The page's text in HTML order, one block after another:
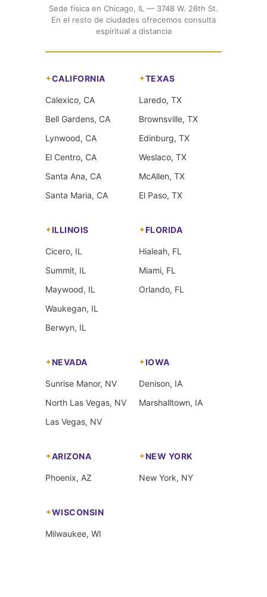
Sede física en Chicago, IL — 3748 W. 26th St.
En el resto de ciudades ofrecemos consulta
espiritual a distancia
CALIFORNIA
Calexico, CA
Bell Gardens, CA
Lynwood, CA
El Centro, CA
Santa Ana, CA
Santa Maria, CA
TEXAS
Laredo, TX
Brownsville, TX
Edinburg, TX
Weslaco, TX
McAllen, TX
El Paso, TX
ILLINOIS
Cicero, IL
Summit, IL
Maywood, IL
Waukegan, IL
Berwyn, IL
FLORIDA
Hialeah, FL
Miami, FL
Orlando, FL
NEVADA
Sunrise Manor, NV
North Las Vegas, NV
Las Vegas, NV
IOWA
Denison, IA
Marshalltown, IA
ARIZONA
Phoenix, AZ
NEW YORK
New York, NY
WISCONSIN
Milwaukee, WI